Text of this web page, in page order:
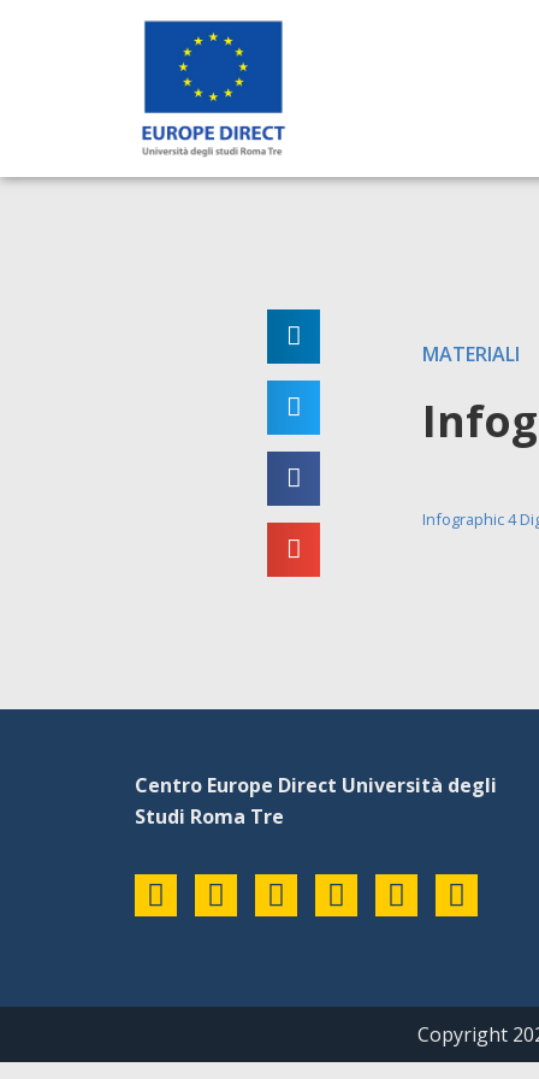
MATERIALI
Infographic 4
Centro Europe Direct Università degli
Studi Roma Tre
Copyright